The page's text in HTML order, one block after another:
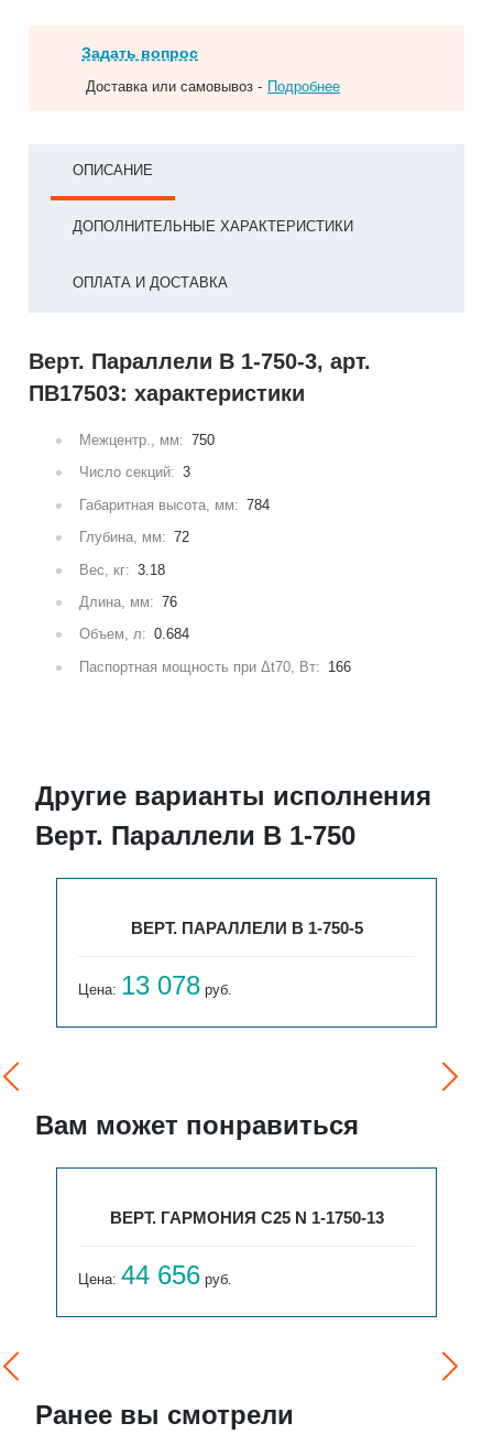
Задать вопрос
Доставка или самовывоз - Подробнее
ОПИСАНИЕ
ДОПОЛНИТЕЛЬНЫЕ ХАРАКТЕРИСТИКИ
ОПЛАТА И ДОСТАВКА
Верт. Параллели В 1-750-3, арт.
ПВ17503: характеристики
Межцентр., мм: 750
Число секций: 3
Габаритная высота, мм: 784
Глубина, мм: 72
Вес, кг: 3.18
Длина, мм: 76
Объем, л: 0.684
Паспортная мощность при Δt70, Вт: 166
Другие варианты исполнения
Верт. Параллели В 1-750
ВЕРТ. ПАРАЛЛЕЛИ В 1-750-5
Цена: 13 078 руб.
Вам может понравиться
ВЕРТ. ГАРМОНИЯ С25 N 1-1750-13
Цена:44 656 руб.
Ранее вы смотрели